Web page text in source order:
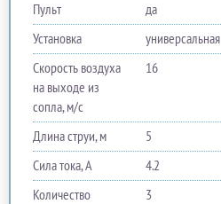
Пульт
да
Установка
универсальная
Скорость воздуха
на выходе из
сопла, м/с
16
Длина струи, м
5
Сила тока, A
4.2
Количество
3